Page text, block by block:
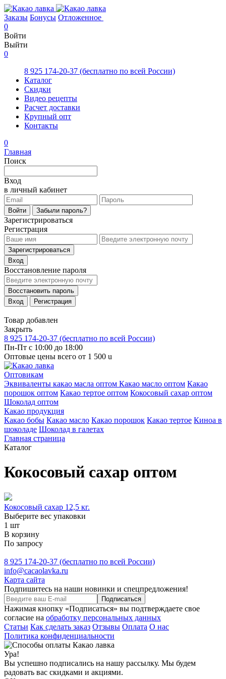
Заказы Бонусы Отложенное
0
Войти
Выйти
0
8 925 174-20-37 (бесплатно по всей России)
Каталог
Скидки
Видео рецепты
Расчет доставки
Крупный опт
Контакты
0
Главная
Поиск
Вход
в личный кабинет
Войти Забыли пароль?
Зарегистрироваться
Регистрация
Зарегистрироваться
Вход
Восстановление пароля
Восстановить пароль
Вход
Регистрация
Товар добавлен
Закрыть
8 925 174-20-37 (бесплатно по всей России)
Пн-Пт с 10:00 до 18:00
Оптовые цены всего от 1 500 u
Оптовикам
Эквиваленты какао масла оптом Какао масло оптом Какао
порошок оптом Какао тертое оптом Кокосовый сахар оптом
Шоколад оптом
Какао продукция
Какао бобы Какао масло Какао порошок Какао тертое Киноа в
шоколаде Шоколад в галетах
Главная страница
Каталог
Кокосовый сахар оптом
Кокосовый сахар 12,5 кг.
Выберите вес упаковки
1 шт
В корзину
По запросу
8 925 174-20-37 (бесплатно по всей России)
info@cacaolavka.ru
Карта сайта
Подпишитесь на наши новинки и спецпредложения!
Подписаться
Нажимая кнопку «Подписаться» вы подтверждаете свое
согласие на обработку персональных данных
Статьи Как сделать заказ Отзывы Оплата О нас
Политика конфиденциальности
Ура!
Вы успешно подписались на нашу рассылку. Мы будем
радовать вас скидками и акциями.